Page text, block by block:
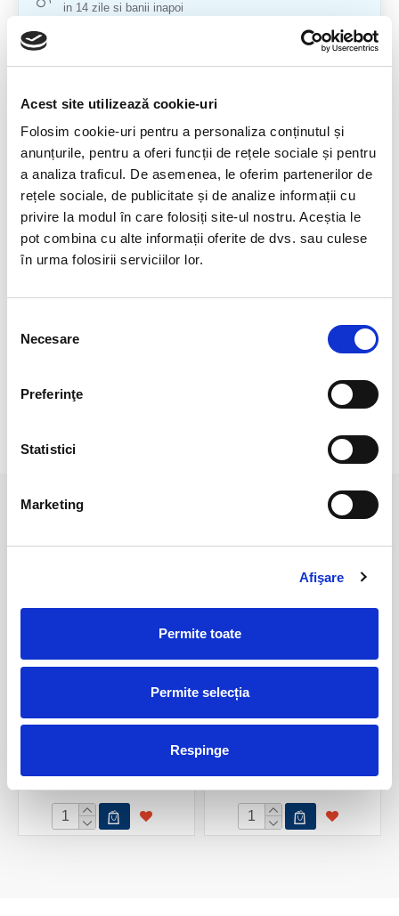
Acest site utilizează cookie-uri
Folosim cookie-uri pentru a personaliza conținutul și
anunțurile, pentru a oferi funcții de rețele sociale și pentru
a analiza traficul. De asemenea, le oferim partenerilor de
rețele sociale, de publicitate și de analize informații cu
privire la modul în care folosiți site-ul nostru. Aceștia le
pot combina cu alte informații oferite de dvs. sau culese
în urma folosirii serviciilor lor.
consimțământului
Necesare
Preferinţe
Statistici
Marketing
Afişare
Permite toate
Permite selecția
Respinge
in 14 zile si banii inapoi
pentru toate produsele
DESCRIERE PRODUS
Provenienta : Congo
Malachitul este o piatra protectoare foarte puternica.
In combinatie cu crisocola, malachitul formeaza un cristal
pur, cu valoare de piatra pretioasa si cu o vibratie foarte
inalta. Aceasta combinatie simbolizeaza integritatea si pacea
interioara.
Plasata pe zona corporala afectata, restaureaza cu blandete
Plasata pe cel de-al treilea ochi o piatra si alta pe plexul solar